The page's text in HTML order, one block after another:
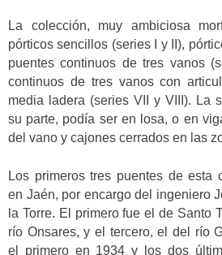
La colección, muy ambiciosa
pórticos sencillos (series I y II),
puentes continuos de tres vanos
continuos de tres vanos con
media ladera (series VII y VIII). La
su parte, podía ser en losa, o en
del vano y cajones cerrados en las
Los primeros tres puentes de esta
en Jaén, por encargo del ingeniero
la Torre. El primero fue el de Santo
río Onsares, y el tercero, el del río
el primero en 1934 y los dos